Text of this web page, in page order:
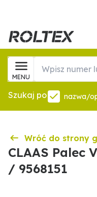
MENU
Szukaj po nazwa/
Wróć do strony
CLAAS Palec
/ 9568151